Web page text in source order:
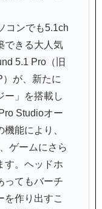
コンでも5.1ch
できる大人気
5.1 Pro（旧
が、新たに
ー」を搭載し
Studioオー
能により、
ゲームにさら
す。ヘッドホ
ってもバーチ
を作り出すこ